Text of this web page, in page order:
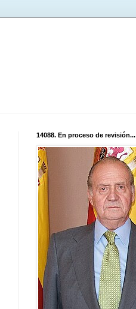
14088. En proceso de revisión...